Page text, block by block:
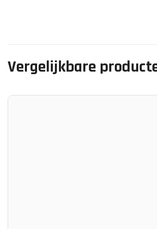
Vergelijkbare